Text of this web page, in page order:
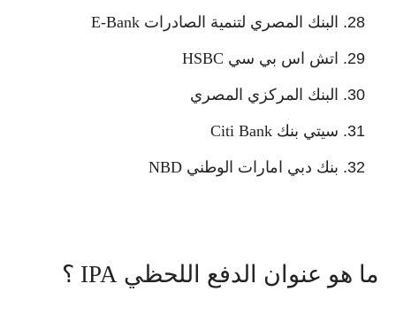
البنك المصري لتنمية الصادرات E-Bank
اتش اس بي سي HSBC
البنك المركزي المصري
سيتي بنك Citi Bank
بنك دبي امارات الوطني NBD
ما هو عنوان الدفع اللحظي IPA ؟